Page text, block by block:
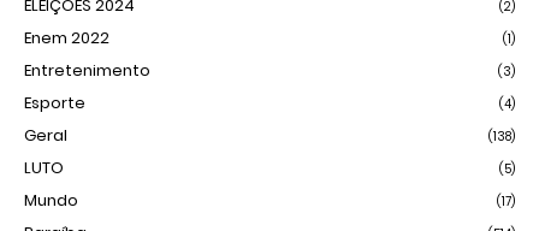
ELEIÇÕES 2024 (2)
Enem 2022 (1)
Entretenimento (3)
Esporte (4)
Geral (138)
LUTO (5)
Mundo (17)